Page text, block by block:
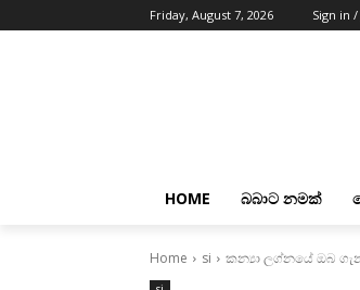
Friday, August 7, 2026 Sign in /
HOME බබාට නමක්
Home si කන්‍යා ලග්නයේ ඔබ